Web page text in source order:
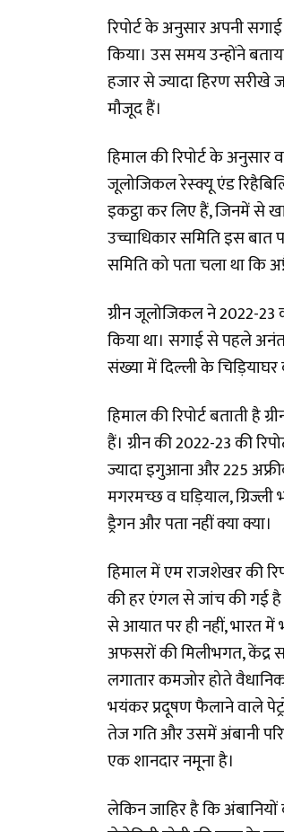
रिपोर्ट के अनुसार अपनी
किया। उस समय उन्होंने
हजार से ज्यादा हिरण सरीखे
मौजूद हैं।
हिमाल की रिपोर्ट के
जूलोजिकल रेस्क्यू एंड
इकट्ठा कर लिए हैं, जिनमें से
उच्चाधिकार समिति इस बात
समिति को पता चला था कि
ग्रीन जूलोजिकल ने 2022-23
किया था। सगाई से पहले अनंत
संख्या में दिल्ली के
हिमाल की रिपोर्ट बताती है
हैं। ग्रीन की 2022-23 की
ज्यादा इगुआना और 225
मगरमच्छ व घड़ियाल, ग्रिज्ली
ड्रैगन और पता नहीं क्या क्या।
हिमाल में एम राजशेखर की
की हर एंगल से जांच की गई
से आयात पर ही नहीं, भारत में
अफसरों की मिलीभगत, केंद्र
लगातार कमजोर होते
भयंकर प्रदूषण फैलाने वाले
तेज गति और उसमें अंबानी
एक शानदार नमूना है।
लेकिन जाहिर है कि